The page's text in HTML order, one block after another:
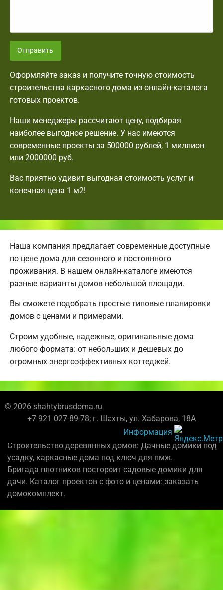
Отправить
Оформляйте заказ и получите точную стоимость
строительства каркасного дома из онлайн-каталога
готовых проектов.
Наши менеджеры рассчитают цену, подбирая
наиболее выгодное решение. У нас имеются
современные проекты за 500000 рублей, 1 миллион
или 2000000 руб.
Вас приятно удивит выгодная стоимость услуг и
конечная цена 1 м2!
Наша компания предлагает современные доступные
по цене дома для сезонного и постоянного
проживания. В нашем онлайн-каталоге имеются
разные варианты домов небольшой площади.
Вы сможете подобрать простые типовые планировки
домов с ценами и примерами.
Строим удобные, надежные, оригинальные дома
любого формата: от небольших и дешевых до
огромных энергоэффективных коттеджей.
© 2026 shahtybrusdoma.ru
+7 921 027-89-78; г. Шахты, ул. Хабарова, 18А
Информация
Строительство деревянных домов: Дачные домики под
усадку, каркасные дома под ключ для пмж.
Бригада плотников постороит садовые домики для
дачи. Каталог проектов с фото и ценами: заказать
домокомплект.